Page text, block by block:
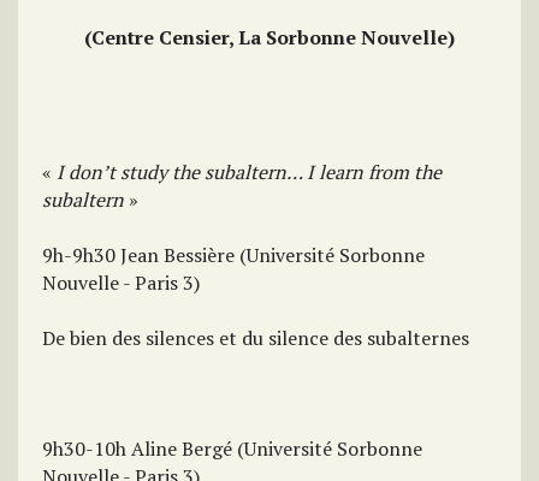
(Centre Censier, La Sorbonne Nouvelle)
« I don’t study the subaltern… I learn from the
subaltern »
9h-9h30 Jean Bessière (Université Sorbonne
Nouvelle - Paris 3)
De bien des silences et du silence des subalternes
9h30-10h Aline Bergé (Université Sorbonne